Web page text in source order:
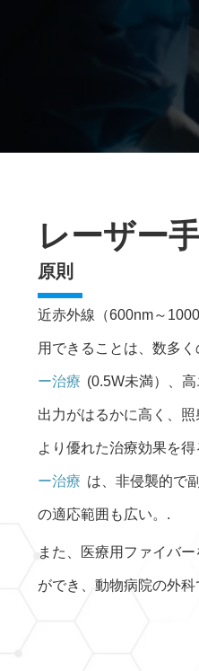
レーザー
原則
近赤外線（600nm～
用できることは、数多
ー治療 (0.5W未満）、
出力がはるかに高く、
より優れた治療効果を
ー治療 は、非侵襲的で
の適応範囲も広い。.
また、医療用ファイバ
ができ、動物病院の外科